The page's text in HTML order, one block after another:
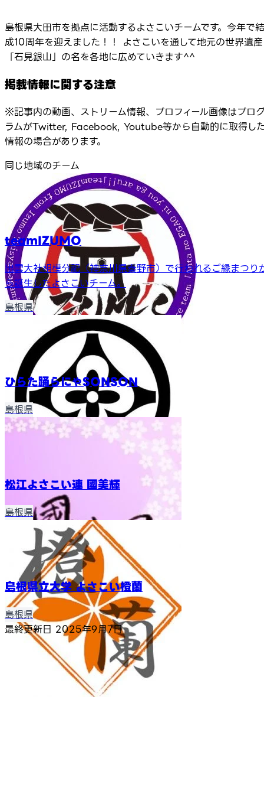
島根県大田市を拠点に活動するよさこいチームです。今年で結
成10周年を迎えました！！ よさこいを通して地元の世界遺産
「石見銀山」の名を各地に広めていきます^^
掲載情報に関する注意
※記事内の動画、ストリーム情報、プロフィール画像はプロ
ラムがTwitter, Facebook, Youtube等から自動的に取得し
情報の場合があります。
同じ地域のチーム
teamIZUMO
出雲大社相模分祀（神奈川県秦野市）で行われるご縁まつり
ら誕生したよさこいチーム。
島根県
ひらた踊らにゃSONSON
島根県
松江よさこい連 國美輝
島根県
島根県立大学 よさこい橙蘭
島根県
最終更新日 2025年9月7日